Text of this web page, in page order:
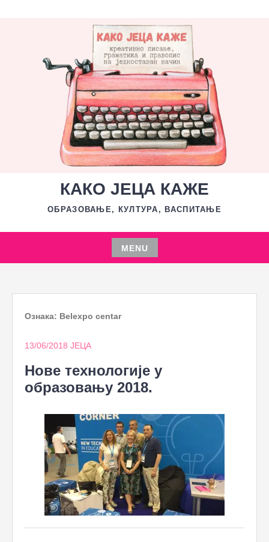
КАКО ЈЕЦА КАЖЕ
ОБРАЗОВАЊЕ, КУЛТУРА, ВАСПИТАЊЕ
MENU
Skip
content
Ознака: Belexpo centar
13/06/2018 ЈЕЦА
Нове технологије у
образовању 2018.